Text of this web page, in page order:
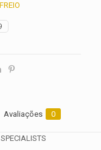
Avaliações 0